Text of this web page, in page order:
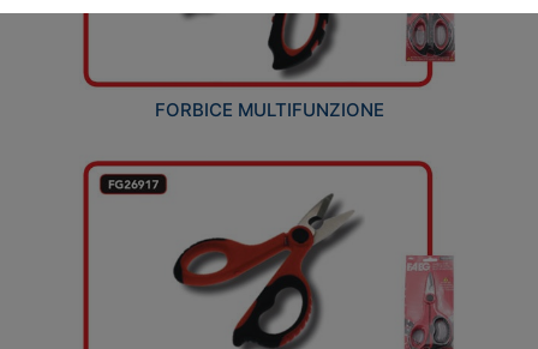
FORBICE MULTIFUNZIONE